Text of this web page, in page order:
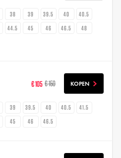
38 39 39.5 40
40.5
44.5 45 46 46.5
48
€ 105 € 150 KOPEN
39 39.5 40 40.5
41.5
45 46 46.5